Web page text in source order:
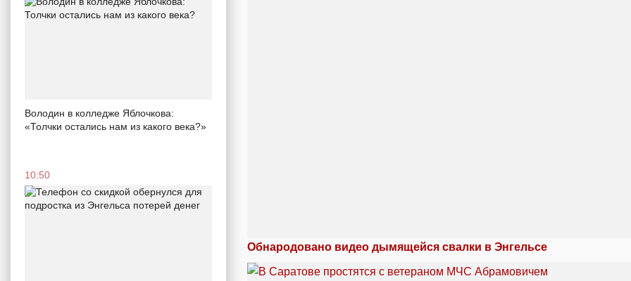
Володин в колледже Яблочкова:
«Толчки остались нам из какого века?»
10:50
Обнародовано видео дымящейся свалки в Энгельсе